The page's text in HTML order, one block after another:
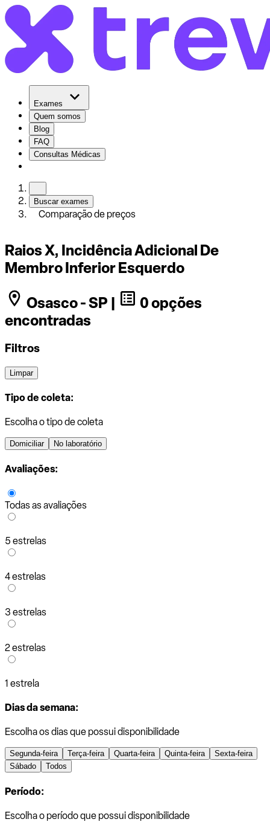
Exames
Quem somos
Blog
FAQ
Consultas Médicas
Buscar exames
Comparação de preços
Raios X, Incidência Adicional De
Membro Inferior Esquerdo
Osasco - SP |
0 opções
encontradas
Filtros
Limpar
Tipo de coleta:
Escolha o tipo de coleta
Domiciliar No laboratório
Avaliações:
Todas as avaliações
5 estrelas
4 estrelas
3 estrelas
2 estrelas
1 estrela
Dias da semana:
Escolha os dias que possui disponibilidade
Segunda-feira Terça-feira Quarta-feira Quinta-feira
Sexta-feira
Sábado
Todos
Período:
Escolha o período que possui disponibilidade